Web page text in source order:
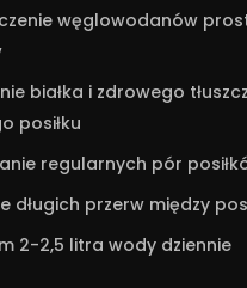
węglowodanów
białka i zdrowego
posiłku
regularnych pór
długich przerw między
2-2,5 litra wody dziennie